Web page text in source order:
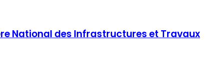
National des Infrastructures et Travaux